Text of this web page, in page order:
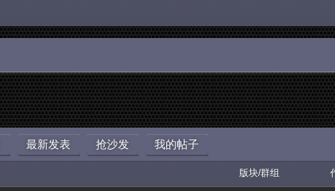
最新发表 抢沙发 我的帖子
版块/群组